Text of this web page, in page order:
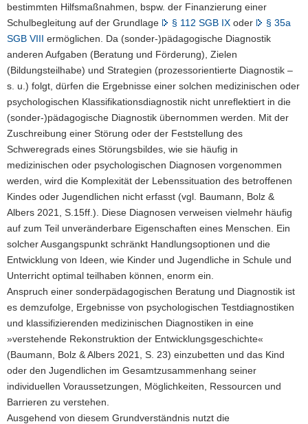
bestimmten Hilfsmaßnahmen, bspw. der Finanzierung einer
Schulbegleitung auf der Grundlage
§ 112 SGB IX oder
§ 35a
SGB VIII ermöglichen. Da (sonder-)pädagogische Diagnostik
anderen Aufgaben (Beratung und Förderung), Zielen
(Bildungsteilhabe) und Strategien (prozessorientierte Diagnostik –
s. u.) folgt, dürfen die Ergebnisse einer solchen medizinischen oder
psychologischen Klassifikationsdiagnostik nicht unreflektiert in die
(sonder-)pädagogische Diagnostik übernommen werden. Mit der
Zuschreibung einer Störung oder der Feststellung des
Schweregrads eines Störungsbildes, wie sie häufig in
medizinischen oder psychologischen Diagnosen vorgenommen
werden, wird die Komplexität der Lebenssituation des betroffenen
Kindes oder Jugendlichen nicht erfasst (vgl. Baumann, Bolz &
Albers 2021, S.15ff.). Diese Diagnosen verweisen vielmehr häufig
auf zum Teil unveränderbare Eigenschaften eines Menschen. Ein
solcher Ausgangspunkt schränkt Handlungsoptionen und die
Entwicklung von Ideen, wie Kinder und Jugendliche in Schule und
Unterricht optimal teilhaben können, enorm ein.
Anspruch einer sonderpädagogischen Beratung und Diagnostik ist
es demzufolge, Ergebnisse von psychologischen Testdiagnostiken
und klassifizierenden medizinischen Diagnostiken in eine
»verstehende Rekonstruktion der Entwicklungsgeschichte«
(Baumann, Bolz & Albers 2021, S. 23) einzubetten und das Kind
oder den Jugendlichen im Gesamtzusammenhang seiner
individuellen Voraussetzungen, Möglichkeiten, Ressourcen und
Barrieren zu verstehen.
Ausgehend von diesem Grundverständnis nutzt die